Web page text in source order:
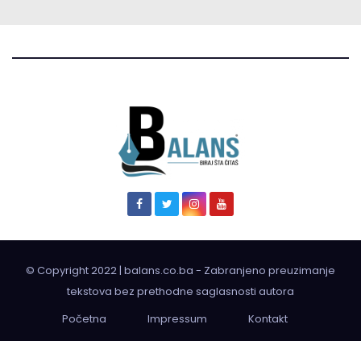
© Copyright 2022 | balans.co.ba - Zabranjeno preuzimanje
tekstova bez prethodne saglasnosti autora
Početna
Impressum Kontakt